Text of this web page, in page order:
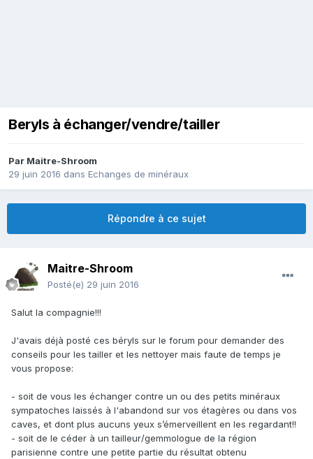
Beryls à échanger/vendre/tailler
Par Maitre-Shroom
29 juin 2016 dans Echanges de minéraux
Répondre à ce sujet
Maitre-Shroom
Posté(e) 29 juin 2016
Salut la compagnie!!!
J'avais déjà posté ces béryls sur le forum pour demander des
conseils pour les tailler et les nettoyer mais faute de temps je
vous propose:
- soit de vous les échanger contre un ou des petits minéraux
sympatoches laissés à l'abandond sur vos étagères ou dans vos
caves, et dont plus aucuns yeux s’émerveillent en les regardant!!
- soit de le céder à un tailleur/gemmologue de la région
parisienne contre une petite partie du résultat obtenu